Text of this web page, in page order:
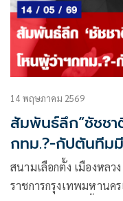
14 พฤษภาคม 2569
สัมพันธ์ลึก“ชัชชา
กทม.?-กัปตันทีม
สนามเลือกตั้ง เมืองหลว
ราชการกรุงเทพมหานค